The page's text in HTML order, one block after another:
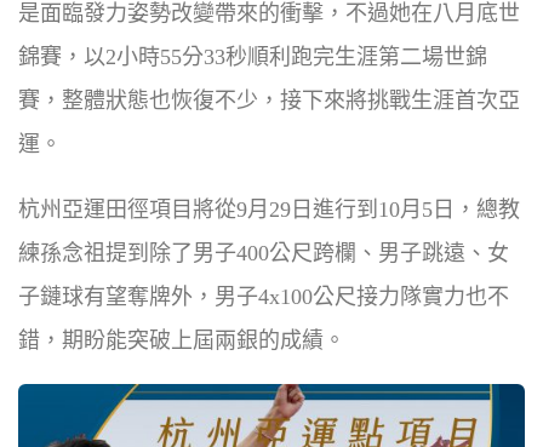
是面臨發力姿勢改變帶來的衝擊，不過她在八月底世
錦賽，以2小時55分33秒順利跑完生涯第二場世錦
賽，整體狀態也恢復不少，接下來將挑戰生涯首次亞
運。
杭州亞運田徑項目將從9月29日進行到10月5日，總教
練孫念祖提到除了男子400公尺跨欄、男子跳遠、女
子鏈球有望奪牌外，男子4x100公尺接力隊實力也不
錯，期盼能突破上屆兩銀的成績。